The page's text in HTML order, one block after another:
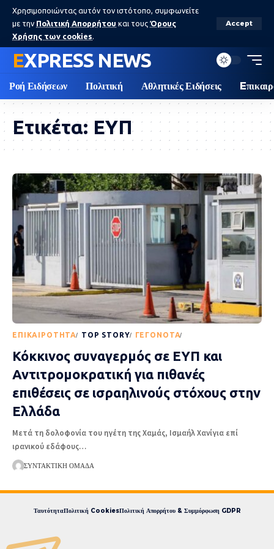
Χρησιμοποιώντας αυτόν τον ιστότοπο, συμφωνείτε
με την Πολιτική Απορρήτου και τους Όρους
Χρήσης των cookies.
Accept
EXPRESS NEWS
Ροή Ειδήσεων Πολιτική Αθλητικές Ειδήσεις
Ετικέτα: ΕΥΠ
EΠΙΚΑΙΡΌΤΗΤΑ TOP STORY ΓΕΓΟΝΌΤΑ
Κόκκινος συναγερμός σε ΕΥΠ και
Αντιτρομοκρατική για πιθανές
επιθέσεις σε ισραηλινούς στόχους στην
Ελλάδα
Μετά τη δολοφονία του ηγέτη της Χαμάς, Ισμαήλ Χανίγια επί
ιρανικού εδάφους…
ΣΥΝΤΑΚΤΙΚΉ ΟΜΆΔΑ
ΤαυτότηταΠολιτική CookiesΠολιτική Απορρήτου & Συμμόρφωση GDPR